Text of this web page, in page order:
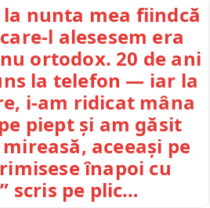
nunta mea fiindcă
l alesesem era
ortodox. 20 de ani
la telefon — iar la
i-am ridicat mâna
piept și am găsit
aceeași pe
înapoi cu
scris pe plic…